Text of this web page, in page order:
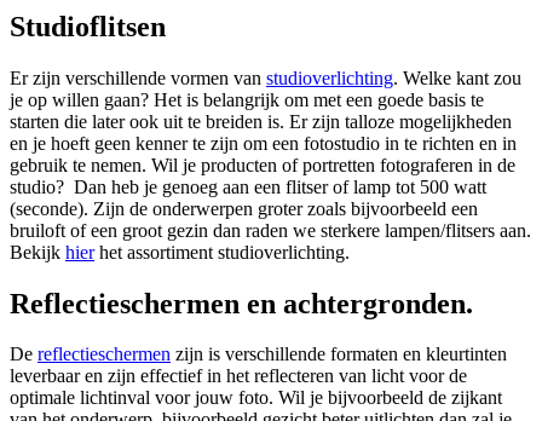
Studioflitsen
Er zijn verschillende vormen van studioverlichting. Welke kant zou
je op willen gaan? Het is belangrijk om met een goede basis te
starten die later ook uit te breiden is. Er zijn talloze mogelijkheden
en je hoeft geen kenner te zijn om een fotostudio in te richten en in
gebruik te nemen. Wil je producten of portretten fotograferen in de
studio? Dan heb je genoeg aan een flitser of lamp tot 500 watt
(seconde). Zijn de onderwerpen groter zoals bijvoorbeeld een
bruiloft of een groot gezin dan raden we sterkere lampen/flitsers aan.
Bekijk hierhet assortiment studioverlichting.
Reflectieschermen en achtergronden.
De reflectieschermen zijn is verschillende formaten en kleurtinten
leverbaar en zijn effectief in het reflecteren van licht voor de
optimale lichtinval voor jouw foto. Wil je bijvoorbeeld de zijkant